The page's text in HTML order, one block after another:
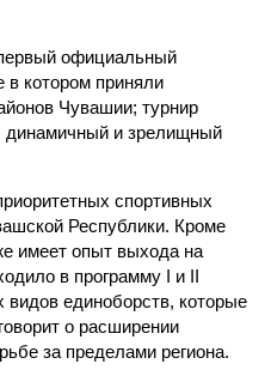
официальный
в котором приняли
Чувашии; турнир
динамичный и зрелищный
спортивных
Республики. Кроме
имеет опыт выхода на
в программу I и II
единоборств, которые
о расширении
за пределами региона.